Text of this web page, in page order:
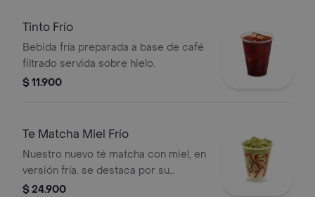
Tinto Frío
Bebida fría preparada a base de café
filtrado servida sobre hielo.
$ 11.900
Te Matcha Miel Frío
Nuestro nuevo té matcha con miel, en
versión fría. se destaca por su
refrescancia y el reconocido sabor
$ 24.900